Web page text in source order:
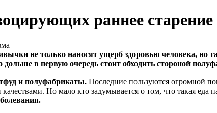
раннее старение
не только наносят ущерб здоровью человека, но
в первую очередь стоит обходить стороной
и полуфабрикаты. Последние пользуются огромной
Но мало кто задумывается о том, что такая еда